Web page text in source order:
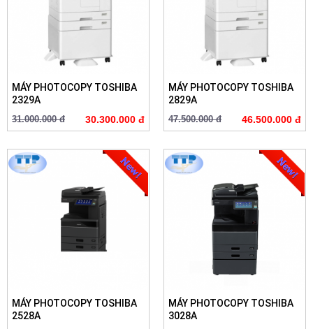
MÁY PHOTOCOPY TOSHIBA
2329A
31.000.000 đ 30.300.000 đ
MÁY PHOTOCOPY TOSHIBA
2829A
47.500.000 đ 46.500.000 đ
MÁY PHOTOCOPY TOSHIBA
2528A
MÁY PHOTOCOPY TOSHIBA
3028A